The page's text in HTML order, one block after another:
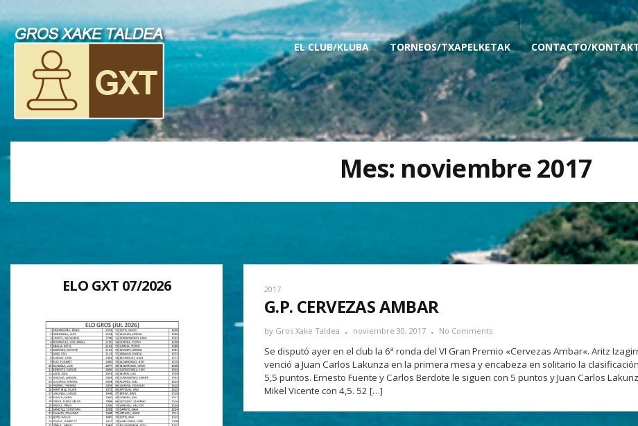
EL CLUB/KLUBA TORNEOS/TXAPELKETAK CONTACTO/
Mes: noviembre 2017
ELO GXT 07/2026 2017
G.P. CERVEZAS AMBAR
by Gros Xake Taldea noviembre 30, 2017 No Comments
Se disputó ayer en el club la 6ª ronda del VI Gran Premio «Cervezas Ambar«. Aritz
venció a Juan Carlos Lakunza en la primera mesa y encabeza en solitario la
5,5 puntos. Ernesto Fuente y Carlos Berdote le siguen con 5 puntos y Juan Carlos
Mikel Vicente con 4,5. 52 […]